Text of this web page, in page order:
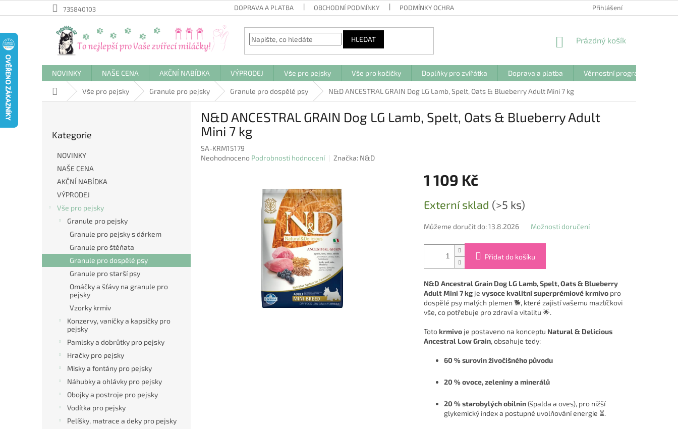
na
735840103 DOPRAVA A PLATBA OBCHODNÍ PODMÍNKY PODMÍNKY OCHRANY OSOBNÍCH ÚDAJŮ Přihlášení
HLEDAT
NÁKUPNÍ
Prázdný košík
NOVINKY NAŠE CENA AKČNÍ NABÍDKA VÝPRODEJ Vše pro pejsky Vše pro kočičky Doplňky pro zvířátka Doprava a platba Věrnostní program
Domů Vše pro pejsky Granule pro pejsky Granule pro dospělé psy N&D ANCESTRAL GRAIN Dog LG Lamb, Spelt, Oats & Blueberry Adult Mini 7 kg
l
kategorie
Kategorie
NOVINKY
NAŠE CENA
AKČNÍ NABÍDKA
VÝPRODEJ
Vše pro pejsky
Granule pro pejsky
Granule pro pejsky s dárkem
Granule pro štěňata
Granule pro dospělé psy
Granule pro starší psy
Omáčky a šťávy na granule pro
pejsky
Vzorky krmiv
Konzervy, vaničky a kapsičky pro
pejsky
Pamlsky a dobrůtky pro pejsky
Hračky pro pejsky
Misky a fontány pro pejsky
Náhubky a ohlávky pro pejsky
Obojky a postroje pro pejsky
Vodítka pro pejsky
Pelíšky, matrace a deky pro pejsky
N&D ANCESTRAL GRAIN Dog LG Lamb, Spelt, Oats & Blueberry Adult
Mini 7 kg
SA-KRM15179
Průměrné
Neohodnoceno Podrobnosti hodnocení Značka: N&D
1 109 Kč
cena:
Externí sklad (>5 ks)
Můžeme doručit do: 13.8.2026 Možnosti doručení
Přidat do košíku
N&D Ancestral Grain Dog LG Lamb, Spelt, Oats & Blueberry
Adult Mini 7 kgje vysoce kvalitní superprémiové krmivopro
dospělé psy malých plemen 🐕, které zajistí vašemu mazlíčkovi
vše, co potřebuje pro zdraví a vitalitu 🌟.
Totokrmivoje postaveno na konceptu Natural & Delicious
Ancestral Low Grain, obsahuje tedy:
60 % surovin živočišného původu
20 % ovoce, zeleniny a minerálů
20 % starobylých obilnin(špalda a oves), pro nižší
glykemický index a postupné uvolňování energie ⏳.